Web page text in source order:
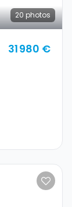
20 photos
31 980 €